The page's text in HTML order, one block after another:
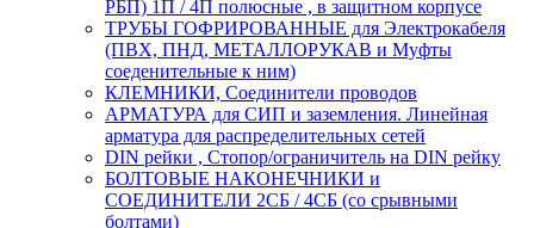
РБП) 1П / 4П полюсные , в защитном корпусе
ТРУБЫ ГОФРИРОВАННЫЕ для Электрокабеля
(ПВХ, ПНД, МЕТАЛЛОРУКАВ и Муфты
соеденительные к ним)
КЛЕМНИКИ, Соединители проводов
АРМАТУРА для СИП и заземления. Линейная
арматура для распределительных сетей
DIN рейки , Стопор/ограничитель на DIN рейку
БОЛТОВЫЕ НАКОНЕЧНИКИ и
СОЕДИНИТЕЛИ 2СБ / 4СБ (со срывными
болтами)